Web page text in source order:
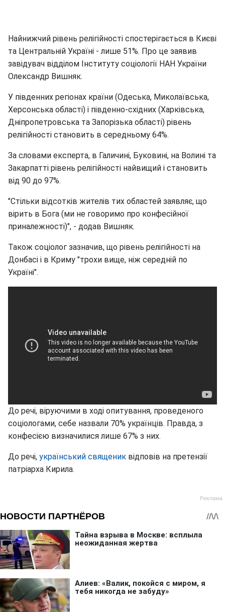
Найнижчий рівень релігійності спостерігається в Києві
та Центральній Україні - лише 51%. Про це заявив
завідувач відділом Інституту соціології НАН України
Олександр Вишняк.
У південних регіонах країни (Одеська, Миколаївська,
Херсонська області) і південно-східних (Харківська,
Дніпропетровська та Запорізька області) рівень
релігійності становить в середньому 64%.
За словами експерта, в Галичині, Буковині, на Волині та
Закарпатті рівень релігійності найвищий і становить
від 90 до 97%.
"Стільки відсотків жителів тих областей заявляє, що
вірить в Бога (ми не говоримо про конфесійної
приналежності)", - додав Вишняк.
Також соціолог зазначив, що рівень релігійності на
Донбасі і в Криму "трохи вище, ніж середній по
Україні".
До речі, віруючими в ході опитування, проведеного
соціологами, себе назвали 70% українців. Правда, з
конфесією визначилися лише 67% з них.
До речі, український священик відповів на претензії
патріарха Кирила.